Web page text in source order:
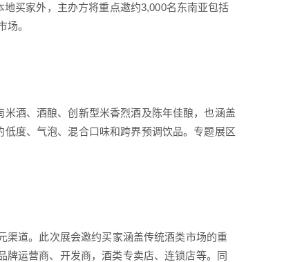
买家外，主办方将重点邀约3,000名东南亚包括
。
酒、酒酿、创新型米香烈酒及陈年佳酿，也涵盖
度、气泡、混合口味和跨界预调饮品。专题展区
道。此次展会邀约买家涵盖传统酒类市场的重
运营商、开发商，酒类专卖店、连锁店等。同